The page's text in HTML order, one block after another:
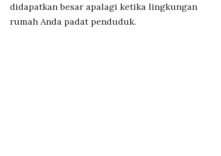
didapatkan besar apalagi ketika lingkungan
rumah Anda padat penduduk.